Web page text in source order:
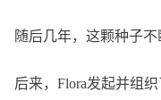
随后几年，这颗种子不
后来，Flora发起并组